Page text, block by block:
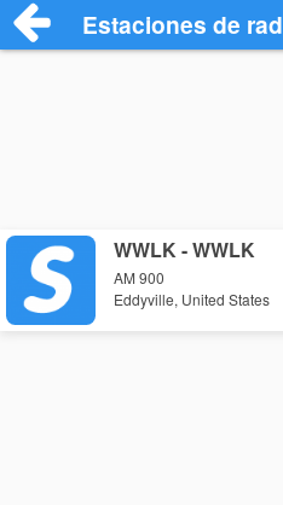
Estaciones de
WWLK - WWLK
AM 900
Eddyville, United States